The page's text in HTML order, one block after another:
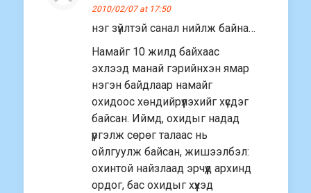
2010/02/07 at 17:50
нэг зүйлтэй санал нийлж байна…
Намайг 10 жилд байхаас
эхлээд манай гэрийнхэн ямар
нэгэн байдлаар намайг
охидоос хөндийрүүлэхийг хүсдэг
байсан. Иймд, охидыг надад
үргэлж сөрөг талаас нь
ойлгуулж байсан, жишээлбэл:
охинтой найзлаад эрчүүд архинд
ордог, бас охидыг хүүхэд